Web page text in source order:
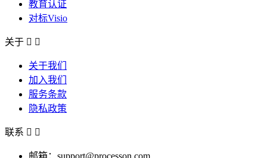
教育认证
对标Visio
关于  
关于我们
加入我们
服务条款
隐私政策
联系  
邮箱：support@processon.com